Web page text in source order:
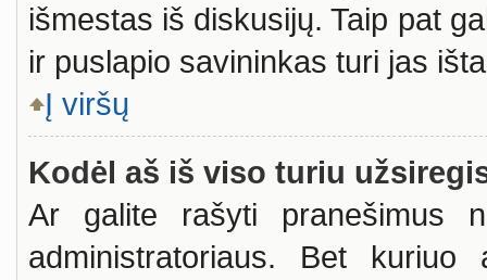
išmestas iš diskusijų. Taip pat
ir puslapio savininkas turi jas
Į viršų
Kodėl aš iš viso turiu
Ar galite rašyti pranešimus
administratoriaus. Bet kuriuo